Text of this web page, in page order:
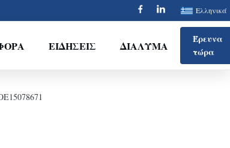
Ελληνικά
ΕΙΔΉΣΕΙΣ ΔΙΆΛΥΜΑ
Έρευνα
τώρα